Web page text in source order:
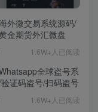
外微交易系统源码/
金期货外汇微盘
1.6W+人已阅读
全球盗号系
证码盗号/扫码盗号
1.6W+人已阅读